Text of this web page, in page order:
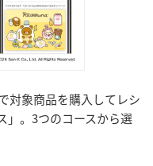
対象商品を購入してレシ
」。3つのコースから選